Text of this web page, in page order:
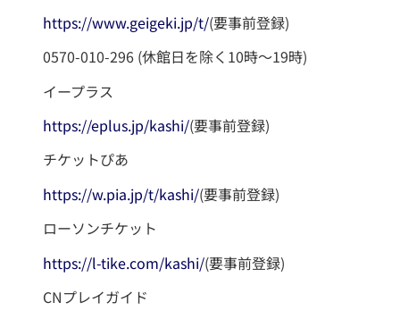
https://www.geigeki.jp/t/(要事前登録)
0570-010-296 (休館日を除く10時～19時)
イープラス
https://eplus.jp/kashi/(要事前登録)
チケットぴあ
https://w.pia.jp/t/kashi/(要事前登録)
ローソンチケット
https://l-tike.com/kashi/(要事前登録)
CNプレイガイド